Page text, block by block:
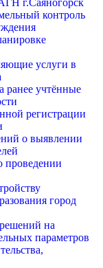
г.Саяногорск
контроль
услуги в
ранее учтённые
регистрации
о выявлении
проведении
город
на
параметров